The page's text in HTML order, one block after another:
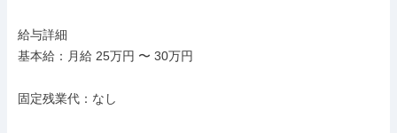
給与詳細
基本給：月給 25万円 〜 30万円
固定残業代：なし